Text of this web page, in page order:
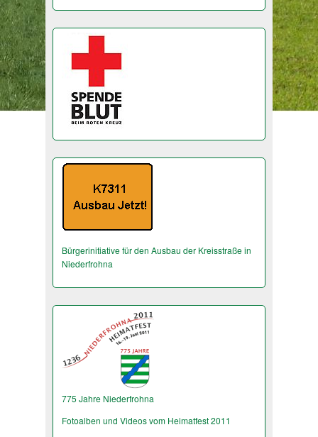
Bürgerinitiative für den Ausbau der Kreisstraße in
Niederfrohna
775 Jahre Niederfrohna
Fotoalben und Videos vom Heimatfest 2011